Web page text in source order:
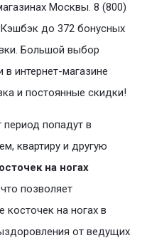
Москвы. 8 (800)
до 372 бонусных
Большой выбор
интернет-магазине
и постоянные скидки!
попадут в
квартиру и другую
на ногах
позволяет
косточек на ногах в
от ведущих